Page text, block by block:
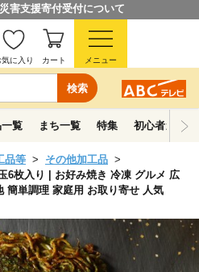
害支援寄付受付について
検索
気に入り カート メニュー
覧 まち一覧 特集 初心者ガイド
品等
その他加工品
枚入り | お好み焼き 冷凍 グルメ 広
簡単調理 家庭用 お取り寄せ 人気